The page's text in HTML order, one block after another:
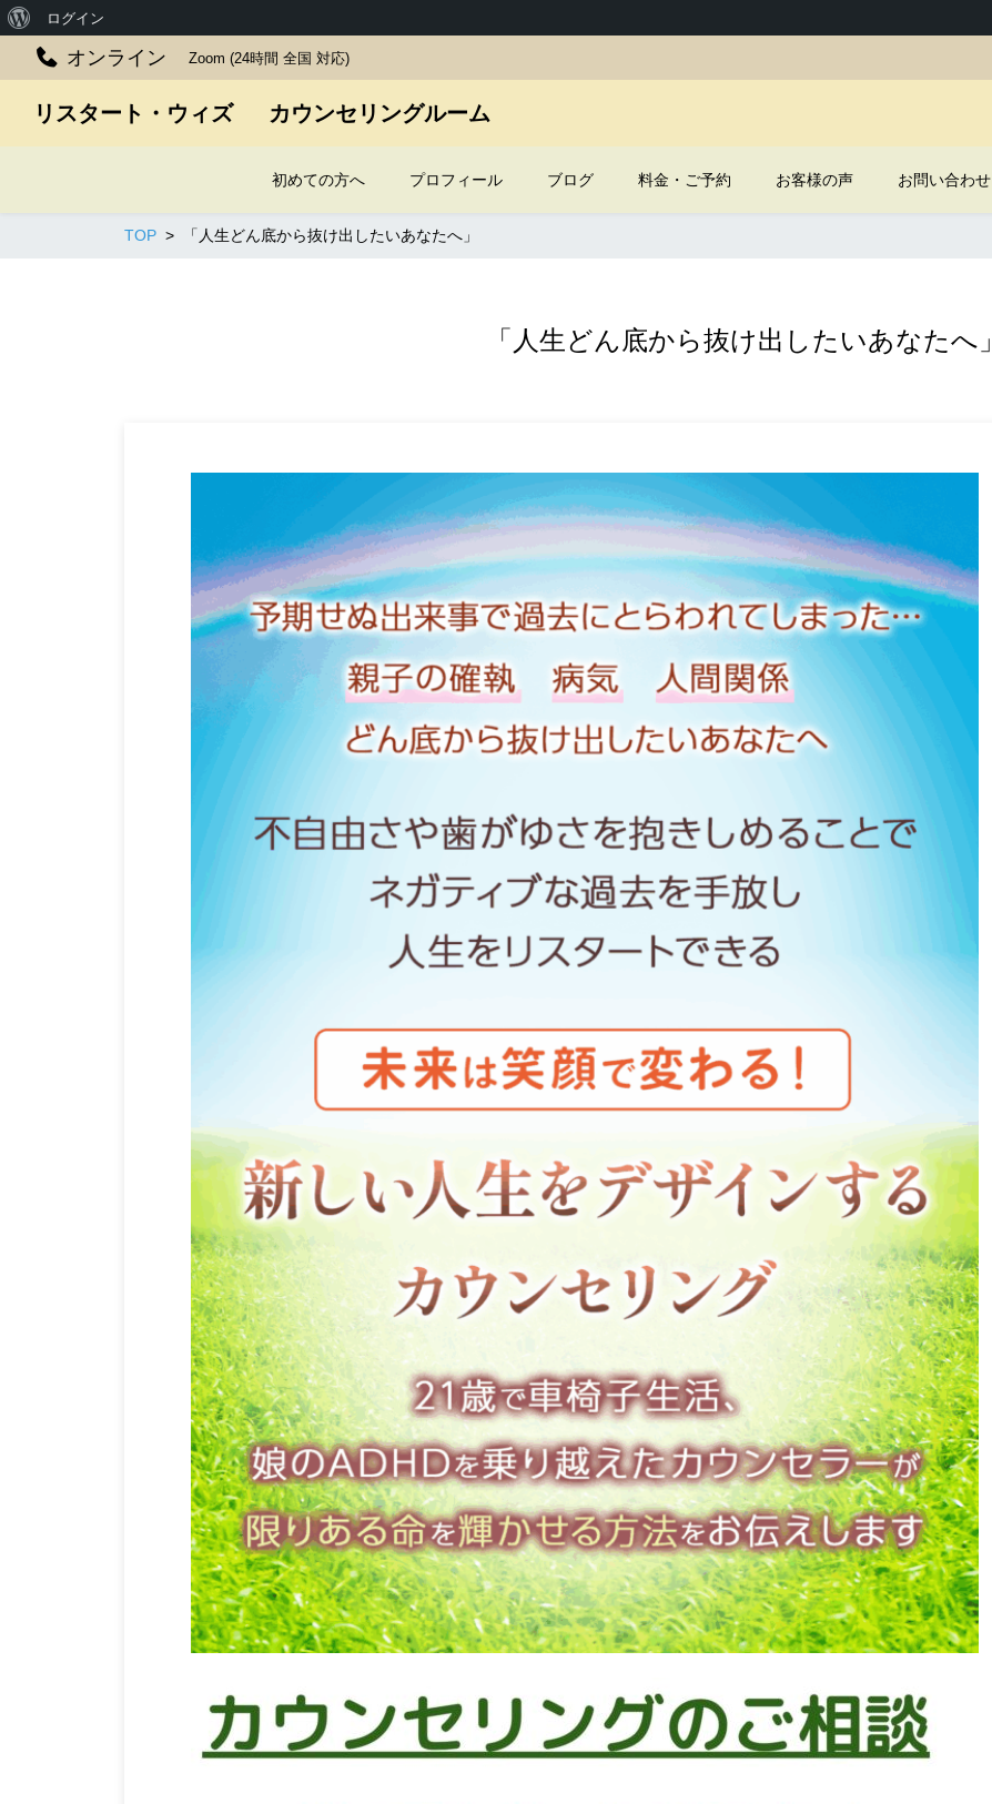
オンライン Zoom (24時間 全国 対応)
リスタート・ウィズ カウンセリングルーム
初めての方へ プロフィール ブログ 料金・ご予約 お客様の声 お問い合わせ
TOP 「人生どん底から抜け出したいあなたへ」
「人生どん底から抜け出したいあなたへ」
WordPress
に
い
ログイン